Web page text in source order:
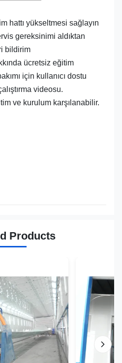
hattı yükseltmesi sağlayın
gereksinimi aldıktan
bildirim
ücretsiz eğitim
için kullanıcı dostu
videosu.
ve kurulum karşılanabilir.
Products